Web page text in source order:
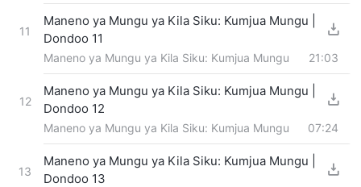
11
Maneno ya Mungu ya Kila Siku: Kumjua Mungu |
Dondoo 11
Maneno ya Mungu ya Kila Siku: Kumjua Mungu 21:03
12
Maneno ya Mungu ya Kila Siku: Kumjua Mungu |
Dondoo 12
Maneno ya Mungu ya Kila Siku: Kumjua Mungu 07:24
13
Maneno ya Mungu ya Kila Siku: Kumjua Mungu |
Dondoo 13